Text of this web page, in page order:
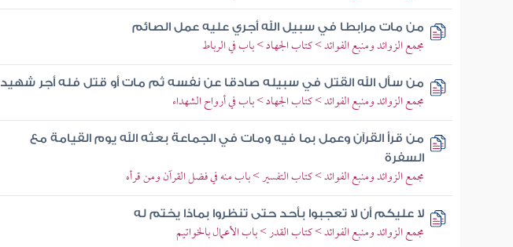
من مات مرابطا في سبيل الله أجري عليه عمل الصائم
مجمع الزوائد ومنبع الفوائد > كتاب الجهاد > باب في الرباط
من سأل الله القتل في سبيله صادقا عن نفسه ثم مات أو قتل فله أجر شهيد
مجمع الزوائد ومنبع الفوائد > كتاب الجهاد > باب في أرواح الشهداء
من قرأ القرآن وعمل بما فيه ومات في الجماعة بعثه الله يوم القيامة مع
السفرة
مجمع الزوائد ومنبع الفوائد > كتاب التفسير > باب منه في فضل القرآن ومن قرأه
لا عليكم أن لا تعجبوا بأحد حتى تنظروا بماذا يختم له
مجمع الزوائد ومنبع الفوائد > كتاب القدر > باب الأعمال بالخواتيم